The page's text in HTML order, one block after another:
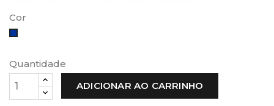
Cor
Azul
Quantidade
ADICIONAR AO CARRINHO